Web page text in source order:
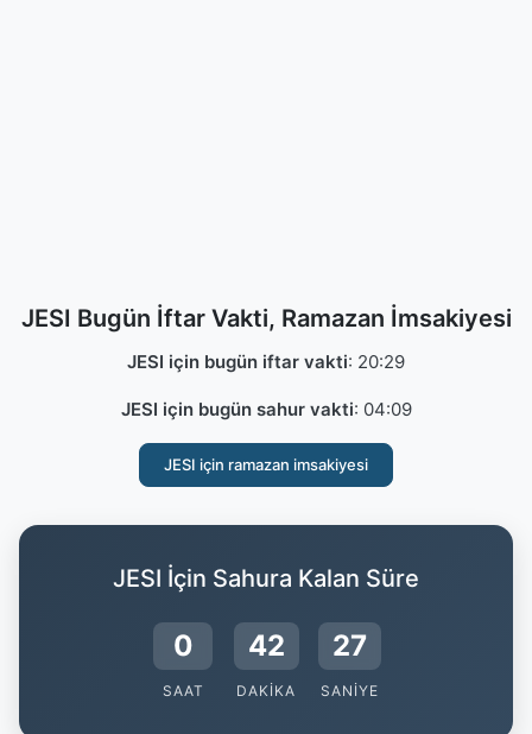
JESI Bugün İftar Vakti, Ramazan İmsakiyesi
JESI için bugün iftar vakti: 20:29
JESI için bugün sahur vakti: 04:09
JESI için ramazan imsakiyesi
JESI İçin Sahura Kalan Süre
0
SAAT
42
DAKIKA
26
SANIYE